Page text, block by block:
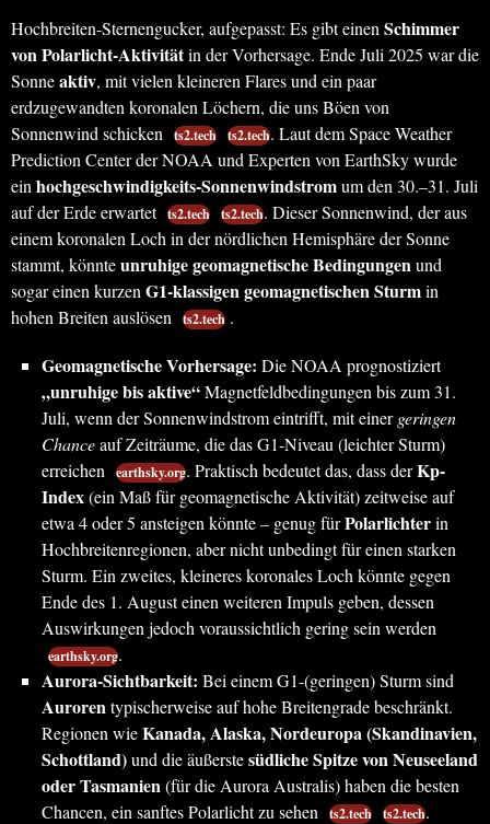
Hochbreiten-Sternengucker, aufgepasst: Es gibt einen Schimmer
von Polarlicht-Aktivitätin der Vorhersage. Ende Juli 2025 war die
Sonneaktiv, mit vielen kleineren Flares und ein paar
erdzugewandten koronalen Löchern, die uns Böen von
Sonnenwind schicken
ts2.tech ts2.tech. Laut dem Space Weather
Prediction Center der NOAA und Experten von EarthSky wurde
ein hochgeschwindigkeits-Sonnenwindstromum den 30.–31. Juli
auf der Erde erwartet ts2.tech ts2.tech. Dieser Sonnenwind, der aus
einem koronalen Loch in der nördlichen Hemisphäre der Sonne
stammt, könnteunruhige geomagnetische Bedingungenund
sogar einen kurzen G1-klassigen geomagnetischen Sturmin
hohen Breiten auslösen
ts2.tech .
Geomagnetische Vorhersage: Die NOAA prognostiziert
„unruhige bis aktive“Magnetfeldbedingungen bis zum 31.
Juli, wenn der Sonnenwindstrom eintrifft, mit einergeringen
Chanceauf Zeiträume, die das G1-Niveau (leichter Sturm)
erreichen
earthsky.org. Praktisch bedeutet das, dass derKp-
Index(ein Maß für geomagnetische Aktivität) zeitweise auf
etwa 4 oder 5 ansteigen könnte – genug fürPolarlichterin
Hochbreitenregionen, aber nicht unbedingt für einen starken
Sturm. Ein zweites, kleineres koronales Loch könnte gegen
Ende des 1. August einen weiteren Impuls geben, dessen
Auswirkungen jedoch voraussichtlich gering sein werden
earthsky.org.
Aurora-Sichtbarkeit: Bei einem G1-(geringen) Sturm sind
Aurorentypischerweise auf hohe Breitengrade beschränkt.
Regionen wieKanada, Alaska, Nordeuropa (Skandinavien,
Schottland)und die äußerstesüdliche Spitze von Neuseeland
oder Tasmanien(für die Aurora Australis) haben die besten
Chancen, ein sanftes Polarlicht zu sehen
ts2.tech ts2.tech.